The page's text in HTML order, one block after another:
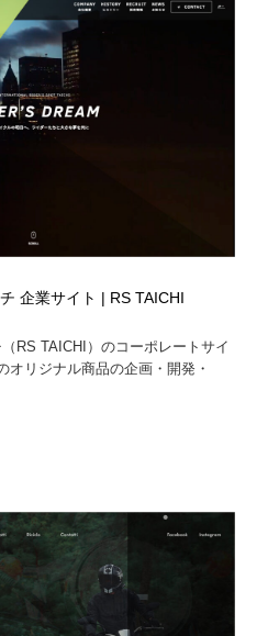
企業サイト | RS TAICHI
RS TAICHI）のコーポレートサイ
オリジナル商品の企画・開発・